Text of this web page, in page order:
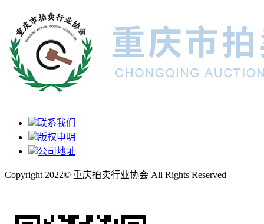
联系我们
版权申明
公司地址
Copyright 2022© 重庆拍卖行业协会 All Rights Reserved